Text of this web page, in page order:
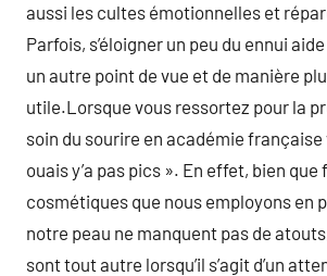
aussi les cultes émotionnelles et
Parfois, s’éloigner un peu du ennui
un autre point de vue et de manière
utile.Lorsque vous ressortez pour la
soin du sourire en académie française
ouais y’a pas pics ». En effet, bien
cosmétiques que nous employons en
notre peau ne manquent pas de
sont tout autre lorsqu’il s’agit d’un